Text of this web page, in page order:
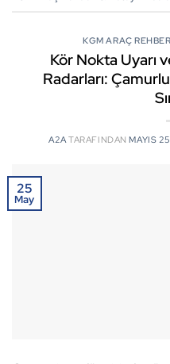
KGM ARAÇ
Kör Nokta Uyarı
Radarları:
A2A TARAFINDAN MAYIS
25
May